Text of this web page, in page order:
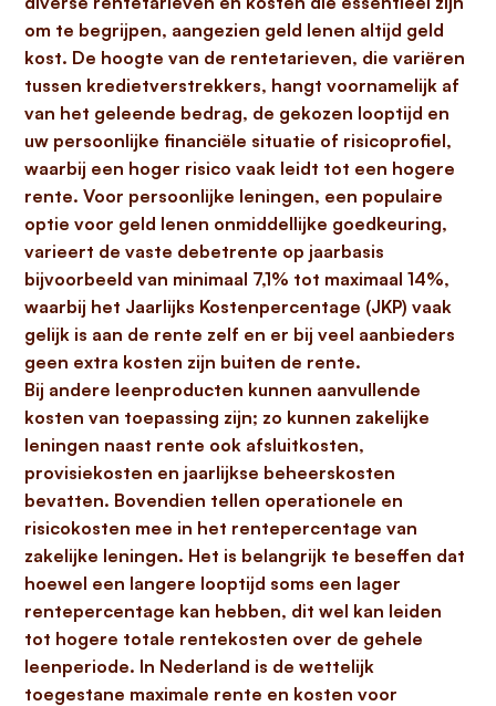
om te begrijpen, aangezien geld lenen altijd geld
kost. De hoogte van de rentetarieven, die variëren
tussen kredietverstrekkers, hangt voornamelijk af
van het geleende bedrag, de gekozen looptijd en
uw persoonlijke financiële situatie of risicoprofiel,
waarbij een hoger risico vaak leidt tot een hogere
rente. Voor persoonlijke leningen, een populaire
optie voor geld lenen onmiddellijke goedkeuring,
varieert de vaste debetrente op jaarbasis
bijvoorbeeld van minimaal 7,1% tot maximaal 14%,
waarbij het Jaarlijks Kostenpercentage (JKP) vaak
gelijk is aan de rente zelf en er bij veel aanbieders
geen extra kosten zijn buiten de rente.
Bij andere leenproducten kunnen aanvullende
kosten van toepassing zijn; zo kunnen zakelijke
leningen naast rente ook afsluitkosten,
provisiekosten en jaarlijkse beheerskosten
bevatten. Bovendien tellen operationele en
risicokosten mee in het rentepercentage van
zakelijke leningen. Het is belangrijk te beseffen dat
hoewel een langere looptijd soms een lager
rentepercentage kan hebben, dit wel kan leiden
tot hogere totale rentekosten over de gehele
leenperiode. In Nederland is de wettelijk
toegestane maximale rente en kosten voor